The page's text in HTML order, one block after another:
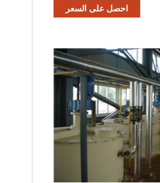
احصل على السعر